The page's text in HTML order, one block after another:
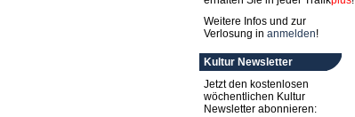
Weitere Infos und zur
Verlosung in anmelden!
Kultur Newsletter
Jetzt den kostenlosen
wöchentlichen Kultur
Newsletter abonnieren: